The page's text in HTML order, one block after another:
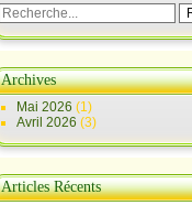
Archives
Mai 2026 (1)
Avril 2026 (3)
Articles Récents